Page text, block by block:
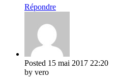
Répondre
Posted 15 mai 2017 22:20
by vero